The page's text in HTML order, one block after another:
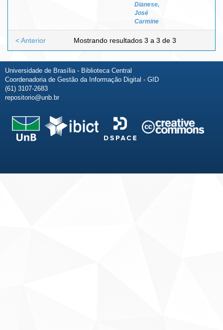
Dianese,
José
Carmine
Mostrando resultados 3 a 3 de 3
< Anterior
Universidade de Brasília - Biblioteca Central
Coordenadoria de Gestão da Informação Digital - GID
(61) 3107-2683
repositorio@unb.br